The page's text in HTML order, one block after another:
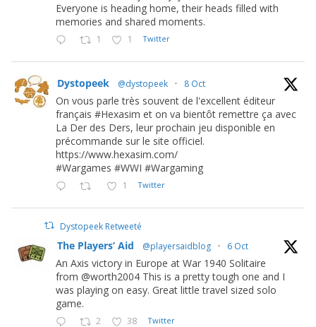
Everyone is heading home, their heads filled with
memories and shared moments.
1 1 Twitter
Dystopeek @dystopeek · 8 Oct
On vous parle très souvent de l'excellent éditeur
français #Hexasim et on va bientôt remettre ça avec
La Der des Ders, leur prochain jeu disponible en
précommande sur le site officiel.
https://www.hexasim.com/
#Wargames #WWI #Wargaming
1 Twitter
Dystopeek Retweeté
The Players’ Aid @playersaidblog · 6 Oct
An Axis victory in Europe at War 1940 Solitaire
from @worth2004 This is a pretty tough one and I
was playing on easy. Great little travel sized solo
game.
2 38 Twitter